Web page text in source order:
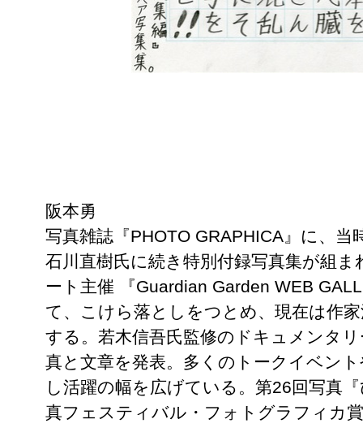
阪本勇
写真雑誌『PHOTO GRAPHICA』に、
石川直樹氏に続き特別付録写真集が組
ート主催 『Guardian Garden WEB
て、こけら落としをつとめ、現在は作
する。若木信吾氏監修のドキュメンタ
真と文章を発表。多くのトークイベン
し活躍の幅を広げている。第26回写真
真フェスティバル・フォトグラフィカ